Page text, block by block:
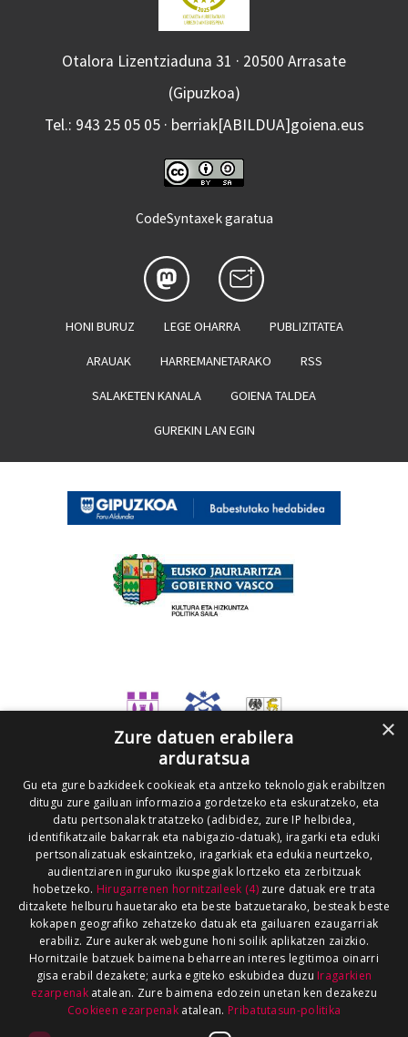
Otalora Lizentziaduna 31 · 20500 Arrasate
(Gipuzkoa)
Tel.: 943 25 05 05 · berriak[ABILDUA]goiena.eus
CodeSyntaxek garatua
HONI BURUZ LEGE OHARRA PUBLIZITATEA
ARAUAK HARREMANETARAKO RSS
SALAKETEN KANALA GOIENA TALDEA
GUREKIN LAN EGIN
×
Zure datuen erabilera
arduratsua
Gu eta gure bazkideek cookieak eta antzeko teknologiak erabiltzen
ditugu zure gailuan informazioa gordetzeko eta eskuratzeko, eta
datu pertsonalak tratatzeko (adibidez, zure IP helbidea,
identifikatzaile bakarrak eta nabigazio-datuak), iragarki eta eduki
pertsonalizatuak eskaintzeko, iragarkiak eta edukia neurtzeko,
audientziaren inguruko ikuspegiak lortzeko eta zerbitzuak
hobetzeko. Hirugarrenen hornitzaileek (4)zure datuak ere trata
ditzakete helburu hauetarako eta beste batzuetarako, besteak beste
kokapen geografiko zehatzeko datuak eta gailuaren ezaugarriak
erabiliz. Zure aukerak webgune honi soilik aplikatzen zaizkio.
Hornitzaile batzuek baimena beharrean interes legitimoa oinarri
gisa erabil dezakete; aurka egiteko eskubidea duzu Iragarkien
ezarpenakatalean. Zure baimena edozein unetan ken dezakezu
Cookieen ezarpenak atalean. Pribatutasun-politika